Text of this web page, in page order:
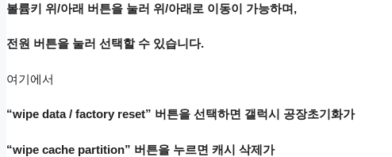
볼륨키 위/아래 버튼을 눌러 위/아래로 이동이 가능하며,
전원 버튼을 눌러 선택할 수 있습니다.
여기에서
“wipe data / factory reset” 버튼을 선택하면 갤럭시 공장초기화가
“wipe cache partition” 버튼을 누르면 캐시 삭제가